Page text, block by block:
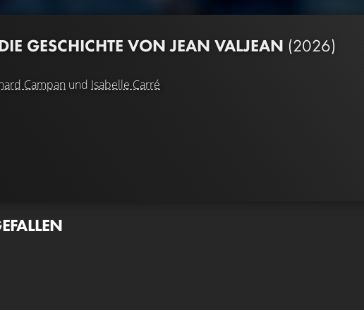
GESCHICHTE VON JEAN VALJEAN (2026)
Campan und Isabelle Carré